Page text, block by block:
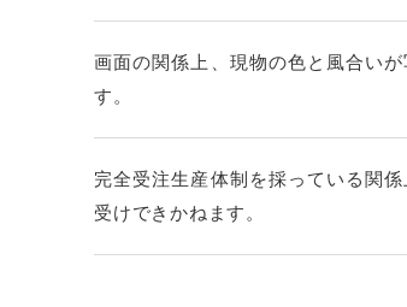
画面の関係上、現物の色と風合い
す。
完全受注生産体制を採っている関
受けできかねます。